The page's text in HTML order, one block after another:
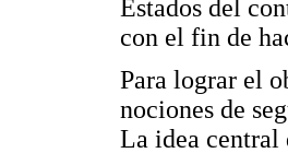
Estados del
con el fin de
Para lograr el
nociones de
La idea central